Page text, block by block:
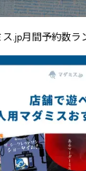
ス.jp月間予約数ラ